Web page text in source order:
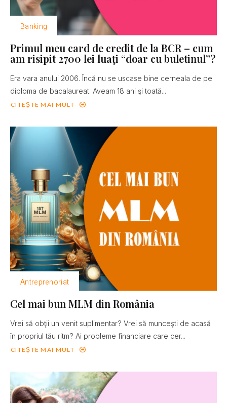
Banking
Primul meu card de credit de la BCR – cum
am risipit 2700 lei luaţi “doar cu buletinul”?
Era vara anului 2006. Încă nu se uscase bine cerneala de pe
diploma de bacalaureat. Aveam 18 ani şi toată...
CITEȘTE MAI MULT
Antreprenoriat
Cel mai bun MLM din România
Vrei să obţii un venit suplimentar? Vrei să munceşti de acasă
în propriul tău ritm? Ai probleme financiare care cer...
CITEȘTE MAI MULT